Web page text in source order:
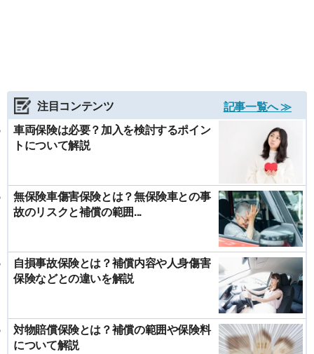
注目コンテンツ
記事一覧へ ≫
車両保険は必要？加入を検討するポイン
トについて解説
無保険車傷害保険とは？無保険車との事
故のリスクと補償の範囲...
自損事故保険とは？補償内容や人身傷害
保険などとの違いを解説
対物賠償保険とは？補償の範囲や保険料
について解説